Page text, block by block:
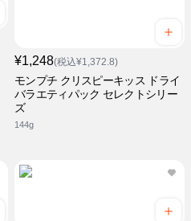
¥1,248(税込¥1,372.8)
モンプチ クリスピーキッス ドライ
バラエティパック セレクトシリー
ズ
144g